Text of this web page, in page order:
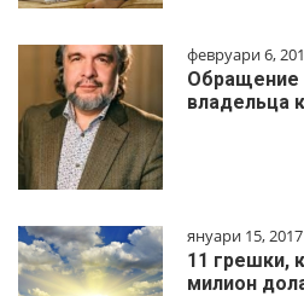
февруари 6,
Обращение
владельца
януари 15, 2017
11 грешки,
милиoн